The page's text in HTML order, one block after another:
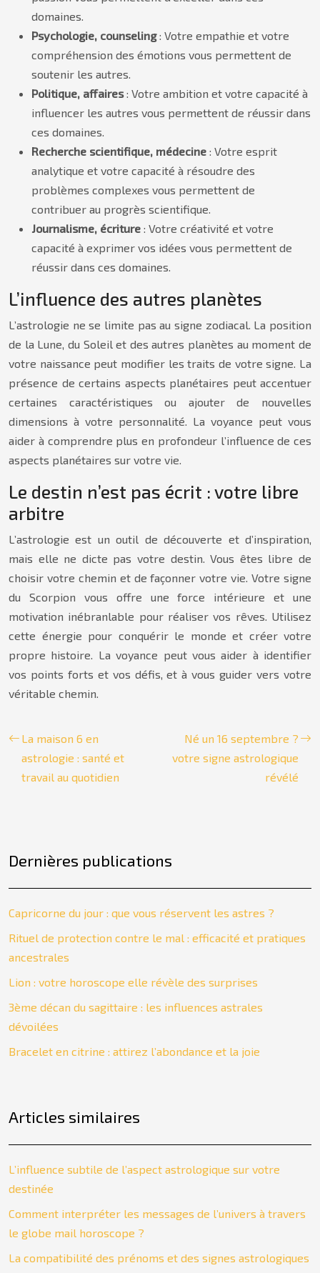
domaines.
Psychologie, counseling: Votre empathie et votre
compréhension des émotions vous permettent de
soutenir les autres.
Politique, affaires: Votre ambition et votre capacité à
influencer les autres vous permettent de réussir dans
ces domaines.
Recherche scientifique, médecine : Votre esprit
analytique et votre capacité à résoudre des
problèmes complexes vous permettent de
contribuer au progrès scientifique.
Journalisme, écriture : Votre créativité et votre
capacité à exprimer vos idées vous permettent de
réussir dans ces domaines.
L’influence des autres planètes
L’astrologie ne se limite pas au signe zodiacal. La position
de la Lune, du Soleil et des autres planètes au moment de
votre naissance peut modifier les traits de votre signe. La
présence de certains aspects planétaires peut accentuer
certaines caractéristiques ou ajouter de nouvelles
dimensions à votre personnalité. La voyance peut vous
aider à comprendre plus en profondeur l’influence de ces
aspects planétaires sur votre vie.
Le destin n’est pas écrit : votre libre
arbitre
L’astrologie est un outil de découverte et d’inspiration,
mais elle ne dicte pas votre destin. Vous êtes libre de
choisir votre chemin et de façonner votre vie. Votre signe
du Scorpion vous offre une force intérieure et une
motivation inébranlable pour réaliser vos rêves. Utilisez
cette énergie pour conquérir le monde et créer votre
propre histoire. La voyance peut vous aider à identifier
vos points forts et vos défis, et à vous guider vers votre
véritable chemin.
La maison 6 en
astrologie : santé et
travail au quotidien
Né un 16 septembre ?
votre signe astrologique
révélé
Dernières publications
Capricorne du jour : que vous réservent les astres ?
Rituel de protection contre le mal : efficacité et pratiques
ancestrales
Lion : votre horoscope elle révèle des surprises
3ème décan du sagittaire : les influences astrales
dévoilées
Bracelet en citrine : attirez l’abondance et la joie
Articles similaires
L’influence subtile de l’aspect astrologique sur votre
destinée
Comment interpréter les messages de l’univers à travers
le globe mail horoscope ?
La compatibilité des prénoms et des signes astrologiques